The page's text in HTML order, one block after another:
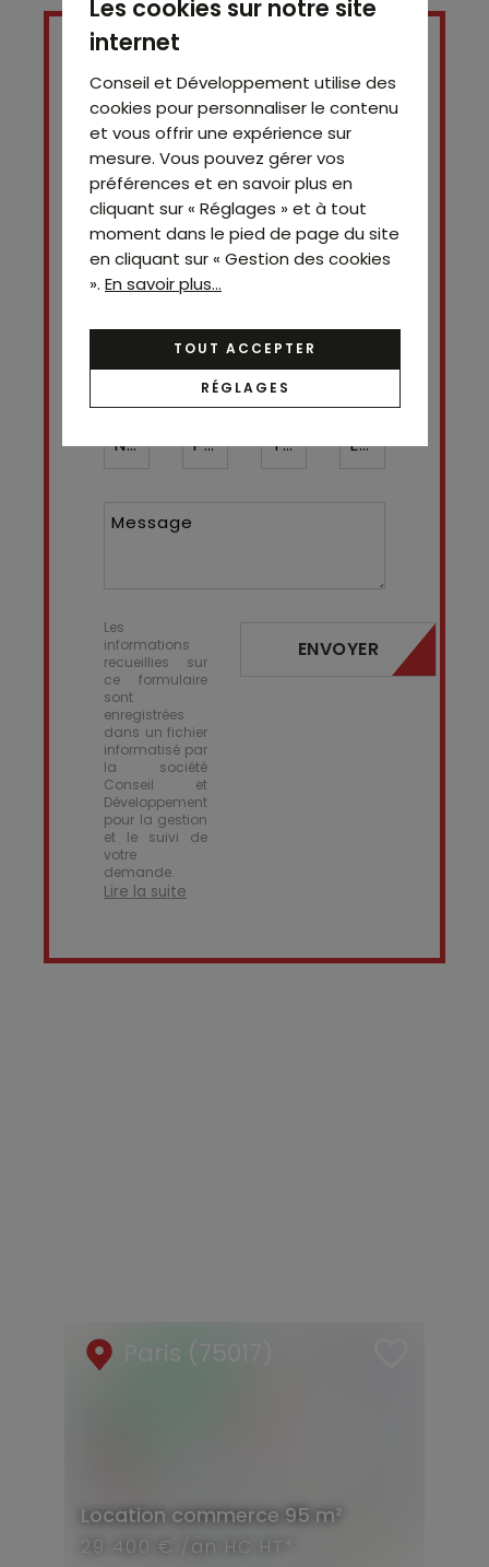
Contact
Nom* Prénom Téléphone ¹* Email*
Message
Les
informations
recueillies sur
ce formulaire
sont
enregistrées
dans un fichier
informatisé par
la société
Conseil et
Développement
pour la gestion
et le suivi de
votre
demande.
Lire la suite
ENVOYER
Paris (75017)
Location commerce 95 m²
29 400 € /an HC HT*
Les cookies sur notre site
internet
Conseil et Développement utilise des
cookies pour personnaliser le contenu
et vous offrir une expérience sur
mesure. Vous pouvez gérer vos
préférences et en savoir plus en
cliquant sur « Réglages » et à tout
moment dans le pied de page du site
en cliquant sur « Gestion des cookies
». En savoir plus...
TOUT ACCEPTER
RÉGLAGES